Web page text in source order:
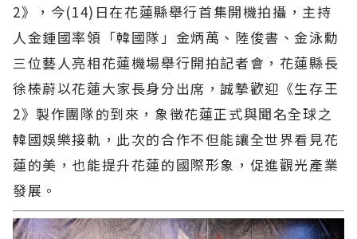
2》，今(14)日在花蓮縣舉行首集開機拍攝，主持
人金鍾國率領「韓國隊」金炳萬、陸俊書、金泳勳
三位藝人亮相花蓮機場舉行開拍記者會，花蓮縣長
徐榛蔚以花蓮大家長身分出席，誠摯歡迎《生存王
2》製作團隊的到來，象徵花蓮正式與聞名全球之
韓國娛樂接軌，此次的合作不但能讓全世界看見花
蓮的美，也能提升花蓮的國際形象，促進觀光產業
發展。